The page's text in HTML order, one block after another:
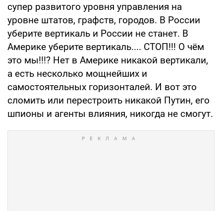
супер развитого уровня управления на
уровне штатов, графств, городов. В России
уберите вертикаль и России не станет. В
Америке уберите вертикаль.... СТОП!!! О чём
это мы!!!? Нет в Америке никакой вертикали,
а есть несколько мощнейших и
самостоятельных горизонталей. И вот это
сломить или перестроить никакой Путин, его
шпионы и агенты влияния, никогда не смогут.